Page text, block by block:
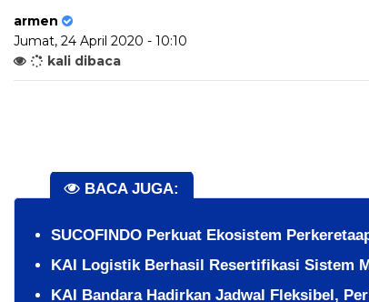
armen
Jumat, 24 April 2020 - 10:10
kali dibaca
BACA JUGA:
SUCOFINDO Perkuat Ekosistem
KAI Logistik Berhasil Resertifikasi Sistem
KAI Bandara Hadirkan Jadwal Fleksibel,